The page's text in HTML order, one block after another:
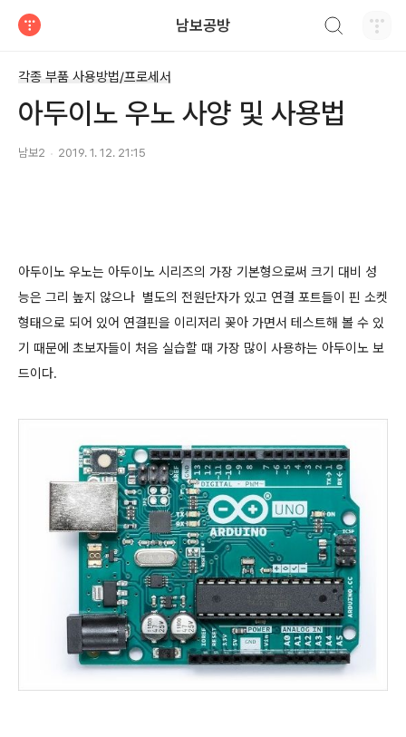
남보공방
각종 부품 사용방법/프로세서
아두이노 우노 사양 및 사용법
남보2 2019. 1. 12. 21:15
아두이노 우노는 아두이노 시리즈의 가장 기본형으로써 크기 대비 성
능은 그리 높지 않으나 별도의 전원단자가 있고 연결 포트들이 핀 소켓
형태으로 되어 있어 연결핀을 이리저리 꽂아 가면서 테스트해 볼 수 있
기 때문에 초보자들이 처음 실습할 때 가장 많이 사용하는 아두이노 보
드이다.